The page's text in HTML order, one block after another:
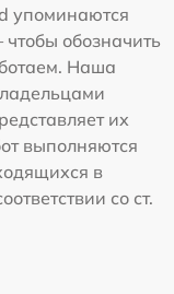
упоминаются
обозначить
Наша
их
выполняются
в
со ст.